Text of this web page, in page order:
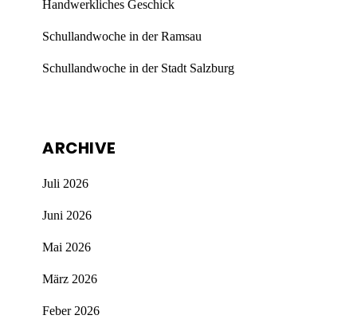
Handwerkliches Geschick
Schullandwoche in der Ramsau
Schullandwoche in der Stadt Salzburg
ARCHIVE
Juli 2026
Juni 2026
Mai 2026
März 2026
Feber 2026